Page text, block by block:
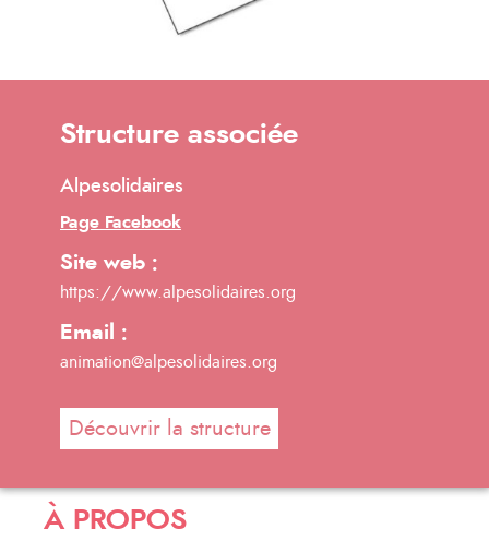
Structure associée
Alpesolidaires
Page Facebook
Site web :
https://www.alpesolidaires.org
Email :
animation@alpesolidaires.org
Découvrir la structure
À PROPOS